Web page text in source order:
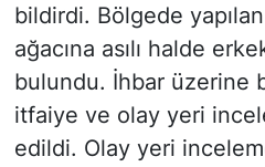
bildirdi. Bölgede
ağacına asılı halde
bulundu. İhbar üzerine
itfaiye ve olay yeri
edildi. Olay yeri